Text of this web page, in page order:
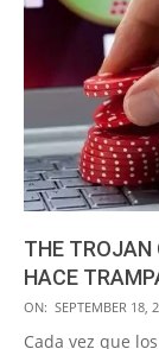
THE TROJAN
HACE
2015-
09-
ON: SEPTEMBER 18,
Cada vez que